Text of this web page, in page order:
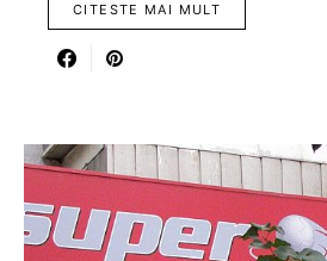
CITESTE MAI MULT